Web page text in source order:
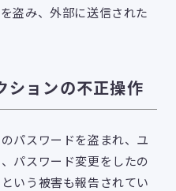
盗み、外部に送信された
ションの不正操作
パスワードを盗まれ、ユ
パスワード変更をしたの
いう被害も報告されてい